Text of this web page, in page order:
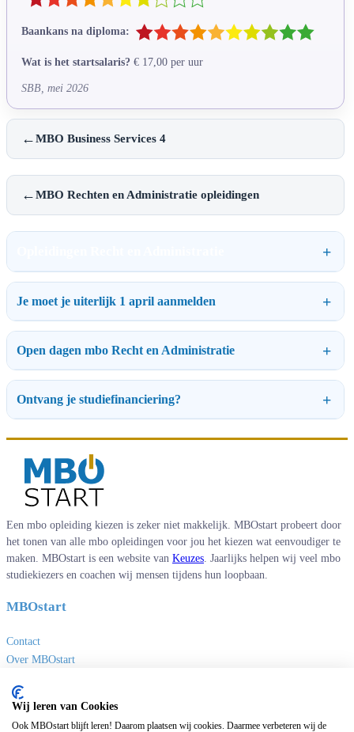
Baankans na diploma:
Wat is het startsalaris? € 17,00 per uur
SBB, mei 2026
←MBO Business Services 4
←MBO Rechten en Administratie opleidingen
Je moet je uiterlijk 1 april aanmelden
Open dagen mbo Recht en Administratie
Ontvang je studiefinanciering?
Een mbo opleiding kiezen is zeker niet makkelijk. MBOstart probeert door
het tonen van alle mbo opleidingen voor jou het kiezen wat eenvoudiger te
maken. MBOstart is een website van Keuzes . Jaarlijks helpen wij veel mbo
studiekiezers en coachen wij mensen tijdens hun loopbaan.
MBOstart
Contact
Over MBOstart
Disclaimer en privacy
MBO links
Wij leren van Cookies
Ook MBOstart blijft leren! Daarom plaatsen wij cookies. Daarmee verbeteren wij de